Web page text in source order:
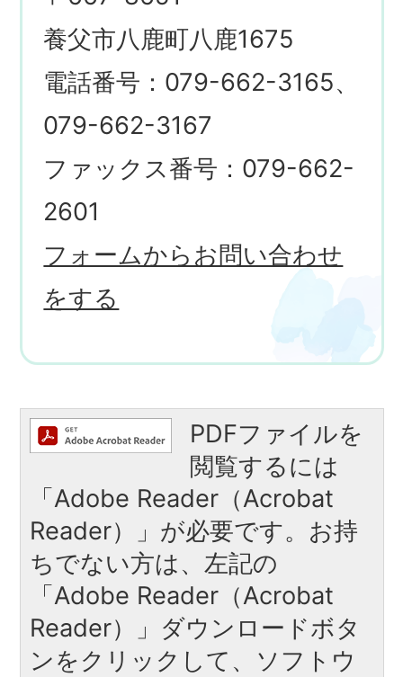
養父市八鹿町八鹿1675
電話番号：079-662-3165、
079-662-3167
ファックス番号：079-662-
2601
フォームからお問い合わせ
をする
PDFファイルを
閲覧するには
「Adobe Reader（Acrobat
Reader）」が必要です。お持
ちでない方は、左記の
「Adobe Reader（Acrobat
Reader）」ダウンロードボタ
ンをクリックして、ソフトウ